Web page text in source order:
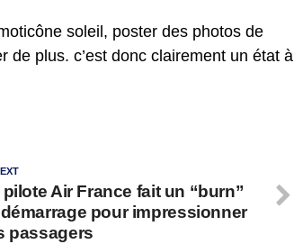
soleil, poster des photos de
de plus. c’est donc clairement un état à
pilote Air France fait un “burn”
pour impressionner
passagers